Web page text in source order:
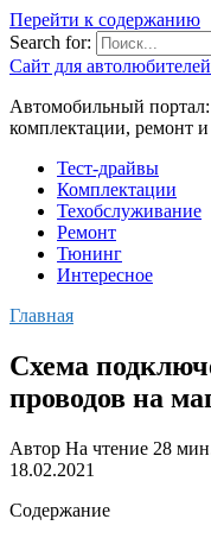
Перейти к содержанию
Search for:
Сайт для
Автомобильный
комплектации, ремонт
Тест-драйвы
Комплектации
Техобслуживание
Ремонт
Тюнинг
Интересное
Главная
Схема
проводов на
Автор На чтение 28
18.02.2021
Содержание